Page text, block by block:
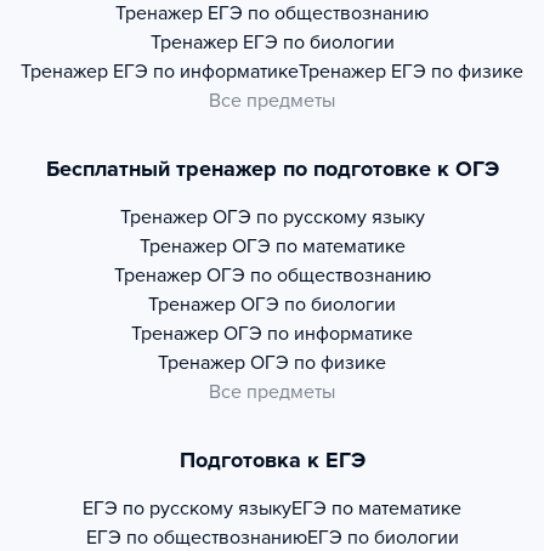
Тренажер ЕГЭ по обществознанию
Тренажер ЕГЭ по биологии
Тренажер ЕГЭ по информатикеТренажер ЕГЭ по физике
Все предметы
Бесплатный тренажер по подготовке к ОГЭ
Тренажер ОГЭ по русскому языку
Тренажер ОГЭ по математике
Тренажер ОГЭ по обществознанию
Тренажер ОГЭ по биологии
Тренажер ОГЭ по информатике
Тренажер ОГЭ по физике
Все предметы
Подготовка к ЕГЭ
ЕГЭ по русскому языкуЕГЭ по математике
ЕГЭ по обществознаниюЕГЭ по биологии